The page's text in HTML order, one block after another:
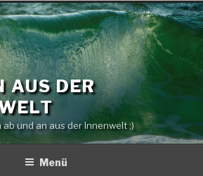
AUS DER
ab und an aus der Innenwelt ;)
Menü